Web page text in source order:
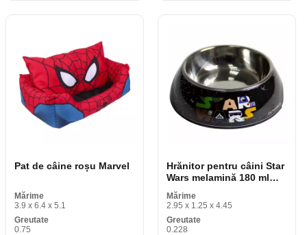
Pat de câine roșu Marvel
Mărime
3.9 x 6.4 x 5.1
Greutate
0.75
Hrănitor pentru câini Star
Wars melamină 180 ml
Black Metal
Mărime
2.95 x 1.25 x 4.45
Greutate
0.228